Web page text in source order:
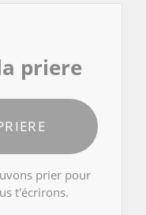
priere
prier pour
t'écrirons.